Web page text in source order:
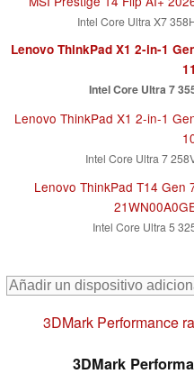
Intel Core Ultra X7
Lenovo ThinkPad X1 2-in-1
11
Intel Core Ultra 7
Lenovo ThinkPad X1 2-in-1
Intel Core Ultra 7
Lenovo ThinkPad T14 Gen
Intel Core Ultra 5
3DMark Performance
3DMark